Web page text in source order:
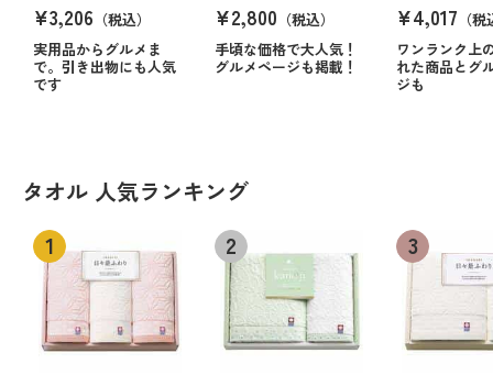
¥3,206 （税込）
実用品からグルメま
で。引き出物にも人気
です
¥2,800 （税込）
手頃な価格で大人気！
グルメページも掲載！
¥4,017 （
ワンランク上
れた商品とグ
ジも
タオル 人気ランキング